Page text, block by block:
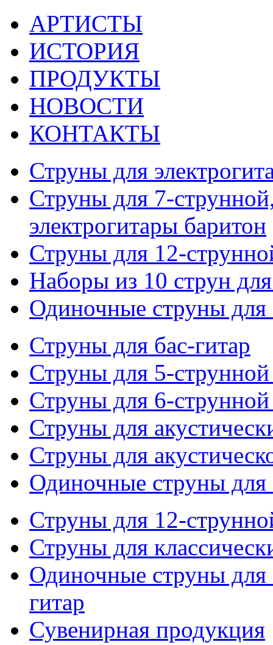
АРТИСТЫ
ИСТОРИЯ
ПРОДУКТЫ
НОВОСТИ
КОНТАКТЫ
Струны для
Струны для 7-
электрогитары баритон
Струны для 12-
Наборы из 10 струн
Одиночные струны для
Струны для бас-гитар
Струны для 5-
Струны для 6-
Струны для
Струны для
Одиночные струны для
Струны для 12-
Струны для
Одиночные струны для
гитар
Сувенирная продукция